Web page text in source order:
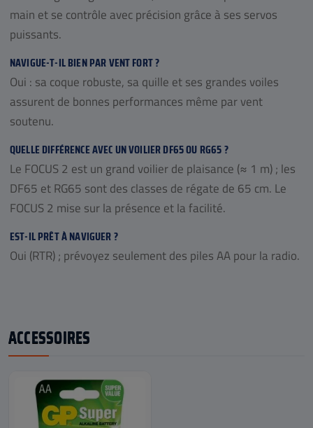
main et se contrôle avec précision grâce à ses servos
puissants.
NAVIGUE-T-IL BIEN PAR VENT FORT ?
Oui : sa coque robuste, sa quille et ses grandes voiles
assurent de bonnes performances même par vent
soutenu.
QUELLE DIFFÉRENCE AVEC UN VOILIER DF65 OU RG65 ?
Le FOCUS 2 est un grand voilier de plaisance (≈ 1 m) ; les
DF65 et RG65 sont des classes de régate de 65 cm. Le
FOCUS 2 mise sur la présence et la facilité.
EST-IL PRÊT À NAVIGUER ?
Oui (RTR) ; prévoyez seulement des piles AA pour la radio.
ACCESSOIRES